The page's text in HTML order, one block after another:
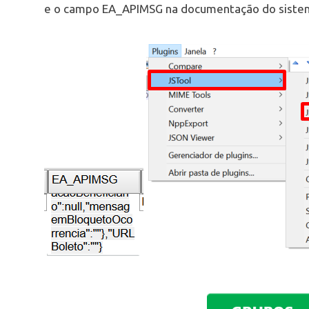
e o campo EA_APIMSG na documentação do